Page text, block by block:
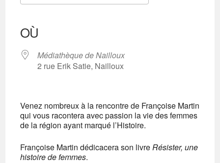
OÙ
Médiathèque de Nailloux
2 rue Erik Satie, Nailloux
Venez nombreux à la rencontre de Françoise Martin
qui vous racontera avec passion la vie des femmes
de la région ayant marqué l’Histoire.
Françoise Martin dédicacera son livreRésister, une
histoire de femmes.